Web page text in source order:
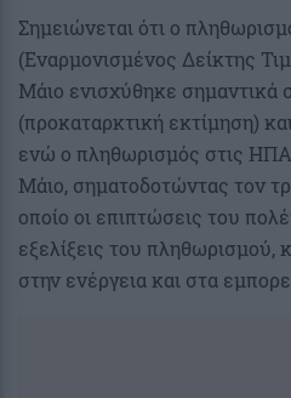
Σημειώνεται ότι ο
(Εναρμονισμένος Δείκτης
Μάιο ενισχύθηκε σημαντικά
(προκαταρκτική εκτίμηση)
ενώ ο πληθωρισμός στις
Μάιο, σηματοδοτώντας τον
οποίο οι επιπτώσεις του
εξελίξεις του
στην ενέργεια και στα